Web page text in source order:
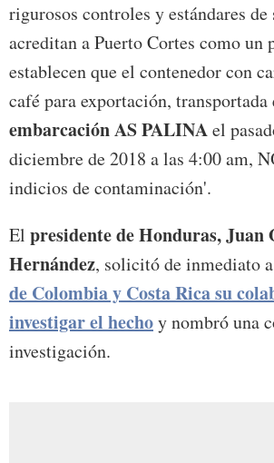
rigurosos controles y estándares de
acreditan a Puerto Cortes como un
establecen que el contenedor con
café para exportación, transportada
embarcación AS PALINAel
diciembre de 2018 a las 4:00 am,
indicios de contaminación'.
El presidente de Honduras, Juan
Hernández, solicitó de inmediato
de Colombia y Costa Rica su
investigar el hechoy nombró una
investigación.